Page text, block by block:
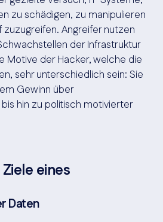
zu schädigen, zu manipulieren
Angreifer nutzen
der Infrastruktur
Motive der Hacker, welche die
sehr unterschiedlich sein: Sie
Gewinn über
hin zu politisch motivierter
eines
Daten